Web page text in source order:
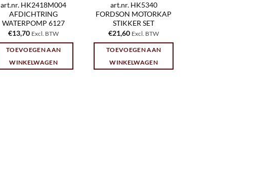
art.nr. HK2418M004
AFDICHTRING
WATERPOMP 6127
€13,70 Excl. BTW
TOEVOEGEN AAN
WINKELWAGEN
art.nr. HK5340
FORDSON MOTORKAP
STIKKER SET
€21,60 Excl. BTW
TOEVOEGEN AAN
WINKELWAGEN